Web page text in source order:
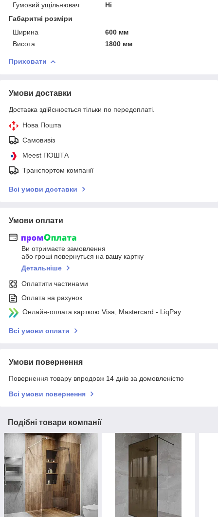
Гумовий ущільнювач
Ні
Габаритні розміри
Ширина
600 мм
Висота
1800 мм
Приховати
Умови доставки
Доставка здійснюється тільки по передоплаті.
Нова Пошта
Самовивіз
Meest ПОШТА
Транспортом компанії
Всі умови доставки
Умови оплати
Ви отримаєте замовлення
або гроші повернуться на вашу картку
Детальніше
Оплатити частинами
Оплата на рахунок
Онлайн-оплата карткою Visa, Mastercard - LiqPay
Всі умови оплати
Умови повернення
Повернення товару впродовж 14 днів за домовленістю
Всі умови повернення
Подібні товари компанії